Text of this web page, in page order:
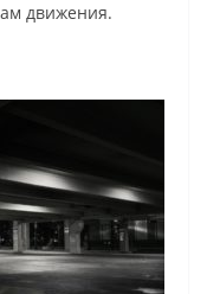
движения.